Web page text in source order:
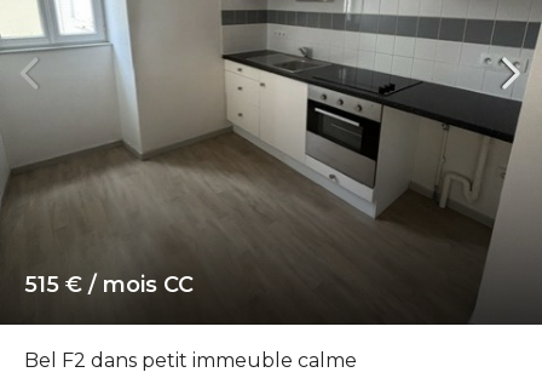
515 € / mois CC
Bel F2 dans petit immeuble calme